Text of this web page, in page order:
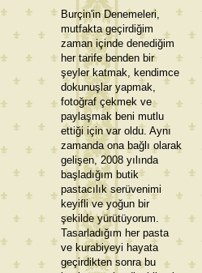
Burçin'in Denemeleri,
mutfakta geçirdiğim
zaman içinde denediğim
her tarife benden bir
şeyler katmak, kendimce
dokunuşlar yapmak,
fotoğraf çekmek ve
paylaşmak beni mutlu
ettiği için var oldu. Aynı
zamanda ona bağlı olarak
gelişen, 2008 yılında
başladığım butik
pastacılık serüvenimi
keyifli ve yoğun bir
şekilde yürütüyorum.
Tasarladığım her pasta
ve kurabiyeyi hayata
geçirdikten sonra bu